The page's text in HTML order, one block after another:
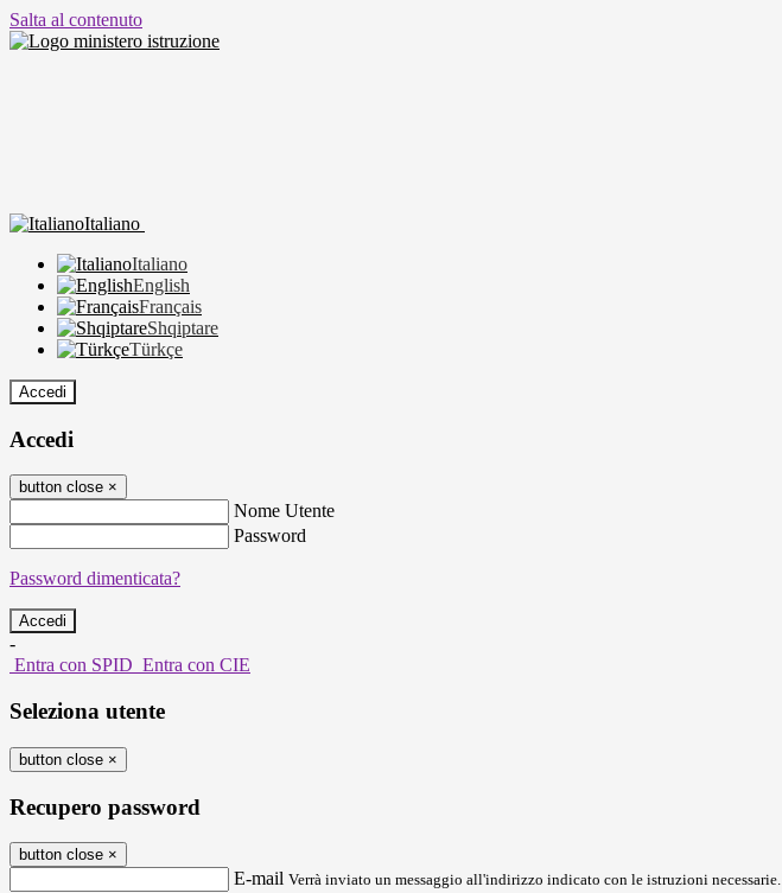
Salta al contenuto
Italiano
Italiano
English
Français
Shqiptare
Türkçe
Accedi
Accedi
button close ×
Nome Utente
Password
Password dimenticata?
-
Entra con SPID Entra con CIE
Seleziona utente
button close ×
Recupero password
button close ×
E-mail Verrà inviato un messaggio all'indirizzo indicato con le istruzioni necessarie.